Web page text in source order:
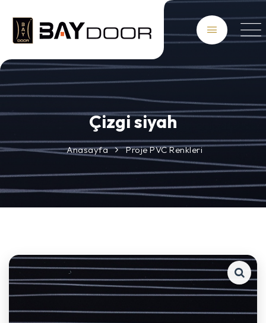
Çizgi siyah
Anasayfa Proje PVC Renkleri